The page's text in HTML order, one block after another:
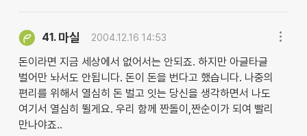
41. 마실 2004.12.16 14:53
돈이라면 지금 세상에서 없어서는 안되죠. 하지만 아글타글
벌어만 놔서도 안됩니다. 돈이 돈을 번다고 했습니다. 나중의
편리를 위해서 열심히 돈 벌고 잇는 당신을 생각하면서 나도
여기서 열심히 뛸게요. 우리 함께 짠돌이,짠순이가 되여 빨리
만나야죠..